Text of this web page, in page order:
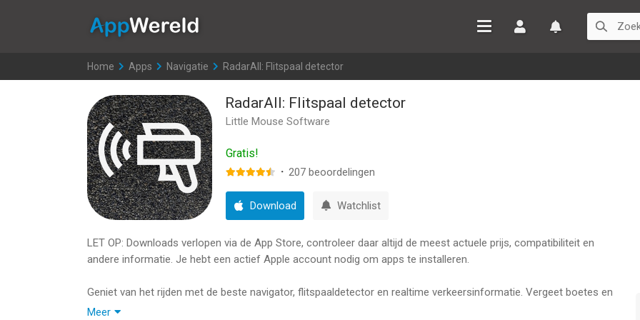
Home >
Apps >
Navigatie >
RadarAll: Flitspaal detector
RadarAll: Flitspaal detector
Little Mouse Software
Gratis!
· 207 beoordelingen
Download Watchlist
LET OP: Downloads verlopen via de App Store, controleer daar altijd de meest actuele prijs, compatibiliteit en
andere informatie. Je hebt een actief Apple account nodig om apps te installeren.
Geniet van het rijden met de beste navigator, flitspaaldetector en realtime verkeersinformatie. Vergeet boetes en
rij met een gerust hart.
Meer